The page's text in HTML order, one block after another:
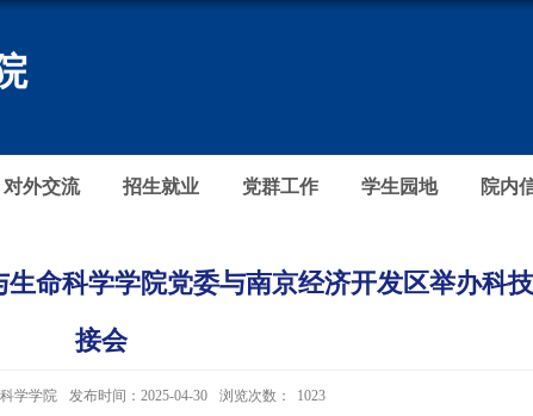
对外交流 招生就业 党群工作 学生园地 院内
命科学学院党委与南京经济开发区举办科
接会
学学院 发布时间：2025-04-30 浏览次数： 1023